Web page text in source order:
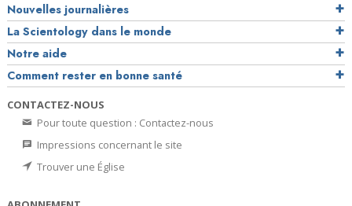
Nouvelles journalières
La Scientology dans le monde
Notre aide
Comment rester en bonne santé
CONTACTEZ-NOUS
Pour toute question : Contactez-nous
Impressions concernant le site
Trouver une Église